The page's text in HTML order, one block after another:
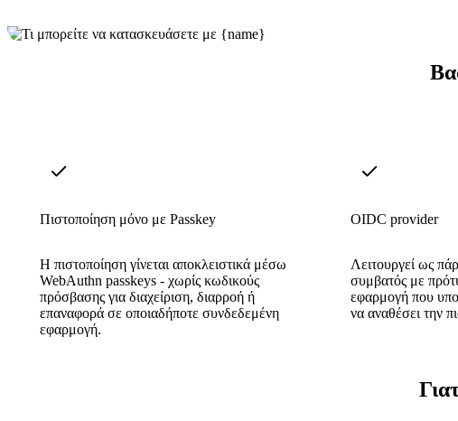
Πιστοποίηση μόνο με Passkey
Η πιστοποίηση γίνεται αποκλειστικά μέσω
WebAuthn passkeys - χωρίς κωδικούς
πρόσβασης για διαχείριση, διαρροή ή
επαναφορά σε οποιαδήποτε συνδεδεμένη
εφαρμογή.
OIDC provider
Λειτουργεί ως
συμβατός με
εφαρμογή που
να αναθέσει την